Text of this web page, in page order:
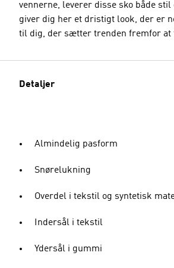
vennerne, leverer disse sko både stil
giver dig her et dristigt look, der er
til dig, der sætter trenden fremfor at
Detaljer
Almindelig pasform
Snørelukning
Overdel i tekstil og syntetisk
Indersål i tekstil
Ydersål i gummi